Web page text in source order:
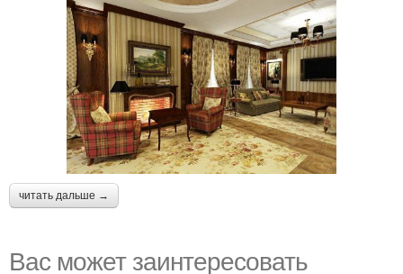
читать дальше →
Вас может заинтересовать